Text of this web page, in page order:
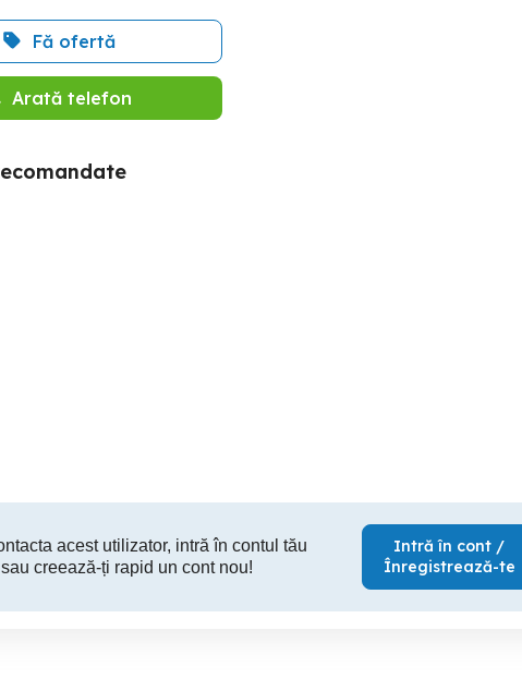
Fă ofertă
Arată telefon
acest utilizator, intră în contul tău
creează-ți rapid un cont nou!
Intră în cont /
Înregistrează-te